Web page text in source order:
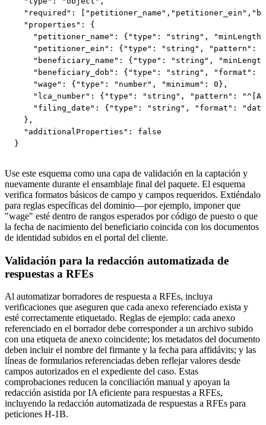
"required":
  "properties": {
"petitioner_name": {"type": "string",
"petitioner_ein": {"type": "string", "pattern":
"beneficiary_name": {"type": "string",
"beneficiary_dob": {"type": "string", "format":
    "wage": {"type": "number", "minimum": 0},
"lca_number": {"type": "string", "pattern":
"filing_date": {"type": "string", "format":
  },
  "additionalProperties": false
}
Use este esquema como una capa de validación en la captación y
nuevamente durante el ensamblaje final del paquete. El esquema
verifica formatos básicos de campo y campos requeridos. Extiéndalo
para reglas específicas del dominio—por ejemplo, imponer que
"wage" esté dentro de rangos esperados por código de puesto o que
la fecha de nacimiento del beneficiario coincida con los documentos
de identidad subidos en el portal del cliente.
Validación para la redacción automatizada de
respuestas a RFEs
Al automatizar borradores de respuesta a RFEs, incluya
verificaciones que aseguren que cada anexo referenciado exista y
esté correctamente etiquetado. Reglas de ejemplo: cada anexo
referenciado en el borrador debe corresponder a un archivo subido
con una etiqueta de anexo coincidente; los metadatos del documento
deben incluir el nombre del firmante y la fecha para affidávits; y las
líneas de formularios referenciadas deben reflejar valores desde
campos autorizados en el expediente del caso. Estas
comprobaciones reducen la conciliación manual y apoyan la
redacción asistida por IA eficiente para respuestas a RFEs,
incluyendo la redacción automatizada de respuestas a RFEs para
peticiones H-1B.